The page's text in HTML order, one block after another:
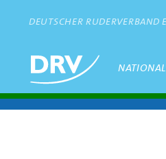
DEUTSCHER RUDERVERBAND
Hauptmenü